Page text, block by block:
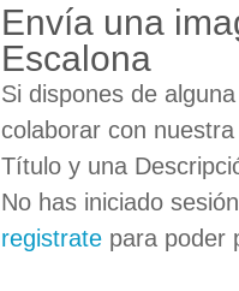
Envía una
Escalona
Si dispones de
colaborar con
Título y una
No has iniciado
registrate para poder